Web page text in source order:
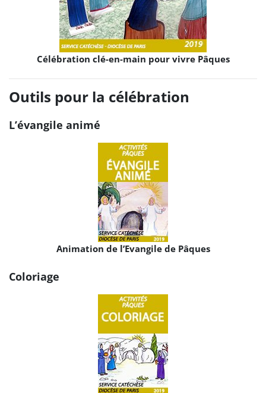
Célébration clé-en-main pour vivre Pâques
Outils pour la célébration
L’évangile animé
Animation de l’Evangile de Pâques
Coloriage